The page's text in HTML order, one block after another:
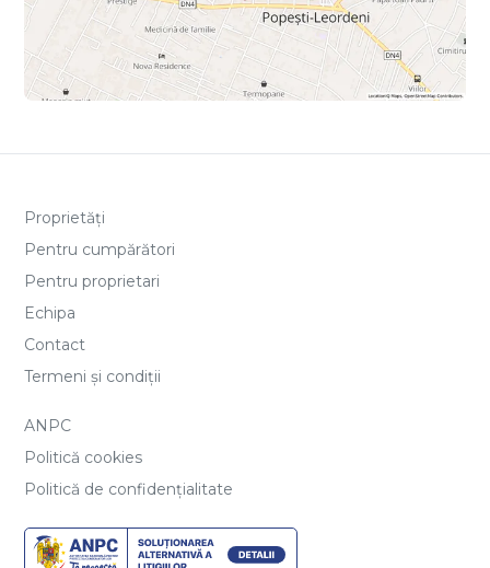
Proprietăți
Pentru cumpărători
Pentru proprietari
Echipa
Contact
Termeni și condiții
ANPC
Politică cookies
Politică de confidențialitate